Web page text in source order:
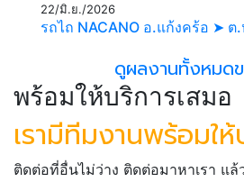
22/มิ.ย./2026
รถไถ NACANO อ.แก้งคร้อ ➤
ดูผลงานทั้งหมดข
พร้อมให้บริการเสมอ
เรามีทีมงานพร้อมใ
ติดต่อที่อื่นไม่ว่าง ติดต่อมาหาเรา แ